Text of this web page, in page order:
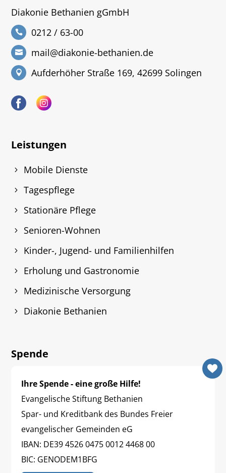
Diakonie Bethanien gGmbH
0212 / 63-00
mail@diakonie-bethanien.de
Aufderhöher Straße 169, 42699 Solingen
Leistungen
Mobile Dienste
Tagespflege
Stationäre Pflege
Senioren-Wohnen
Kinder-, Jugend- und Familienhilfen
Erholung und Gastronomie
Medizinische Versorgung
Diakonie Bethanien
Spende
Ihre Spende - eine große Hilfe!
Evangelische Stiftung Bethanien
Spar- und Kreditbank des Bundes Freier
evangelischer Gemeinden eG
IBAN: DE39 4526 0475 0012 4468 00
BIC: GENODEM1BFG